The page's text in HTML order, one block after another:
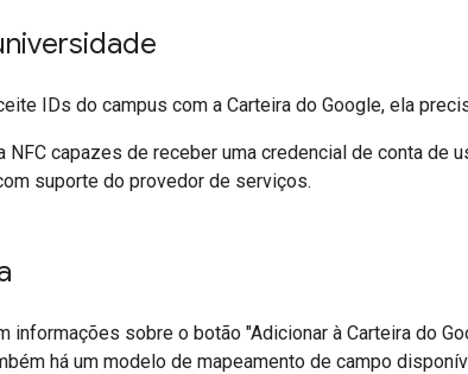
IDs do campus com a Carteira do Google, ela
capazes de receber uma credencial de conta de
suporte do provedor de serviços.
informações sobre o botão "Adicionar à Carteira do
há um modelo de mapeamento de campo